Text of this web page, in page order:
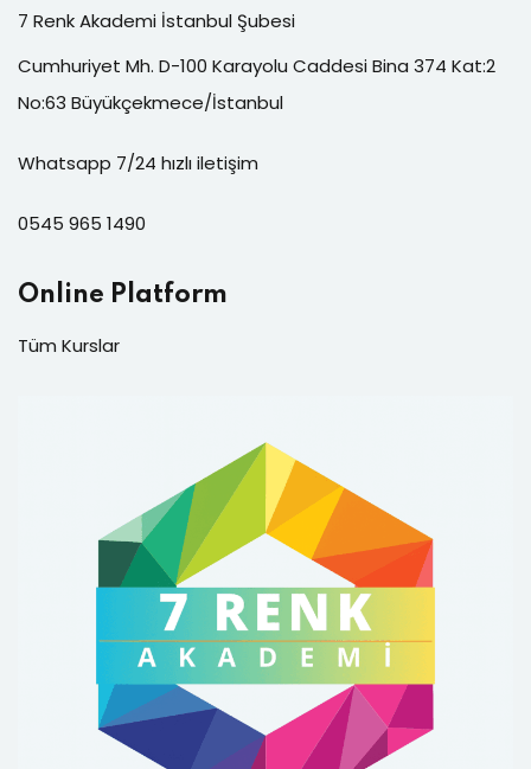
7 Renk Akademi İstanbul Şubesi
Cumhuriyet Mh. D-100 Karayolu Caddesi Bina 374 Kat:2
No:63 Büyükçekmece/İstanbul
Whatsapp 7/24 hızlı iletişim
0545 965 1490
Online Platform
Tüm Kurslar